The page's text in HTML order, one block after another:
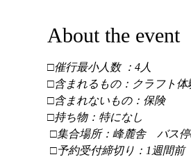
About the event
□催行最小人数 ：4人
□含まれるもの：クラフト体
□含まれないもの：保険
□持ち物：特になし
□集合場所：峰麓舎　バス
□予約受付締切り：1週間